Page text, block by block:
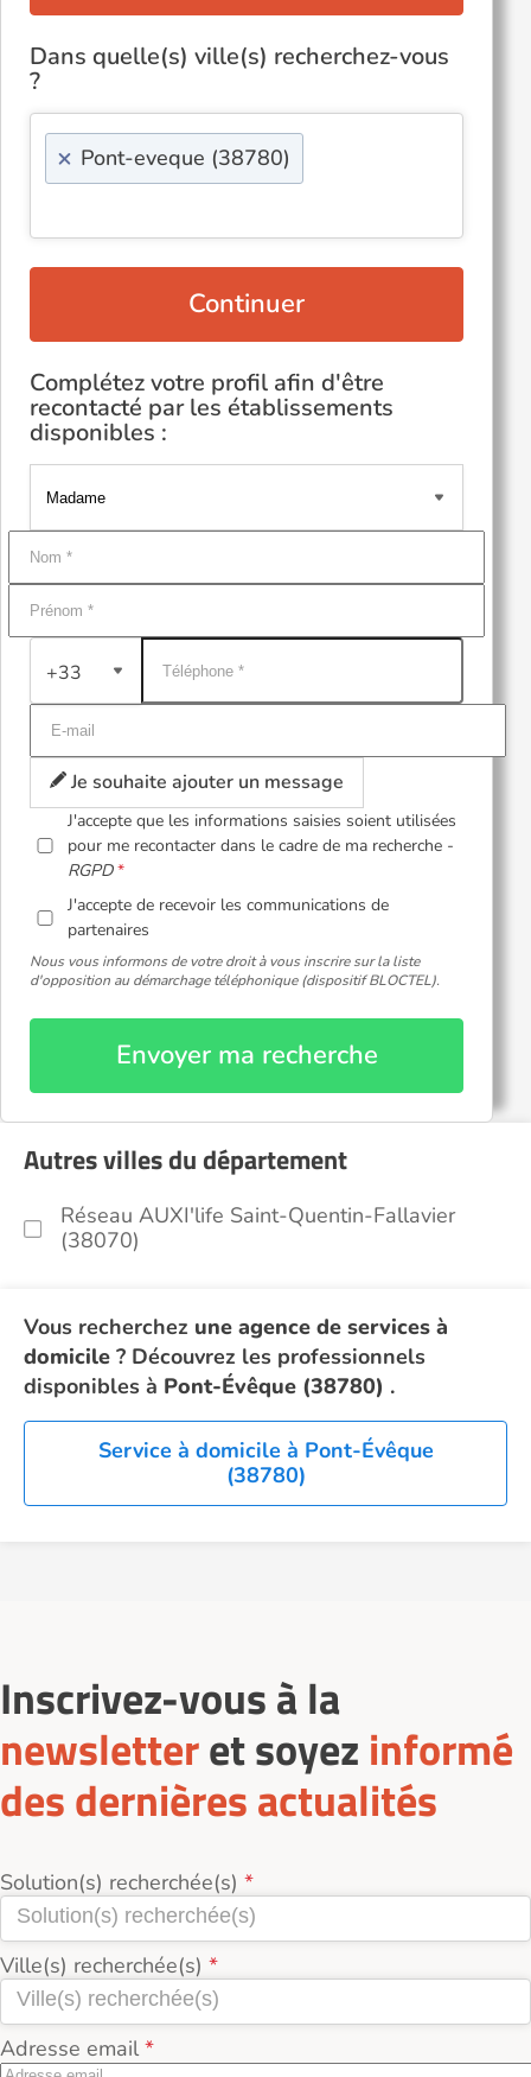
Dans quelle(s) ville(s) recherchez-vous
?
× Pont-eveque (38780)
Continuer
Complétez votre profil afin d'être
recontacté par les établissements
disponibles :
+33
Je souhaite ajouter un message
J'accepte que les informations saisies soient utilisées
pour me recontacter dans le cadre de ma recherche -
RGPD
J'accepte de recevoir les communications de
partenaires
Nous vous informons de votre droit à vous inscrire sur la liste
d'opposition au démarchage téléphonique (dispositif BLOCTEL).
Envoyer ma recherche
Autres villes du département
Réseau AUXI'life Saint-Quentin-Fallavier
(38070)
Vous recherchez une agence de services à
domicile ? Découvrez les professionnels
disponibles à Pont-Évêque (38780) .
Service à domicile à Pont-Évêque
(38780)
Inscrivez-vous à la
newsletteret soyez informé
des dernières actualités
Solution(s) recherchée(s)
Ville(s) recherchée(s)
Adresse email